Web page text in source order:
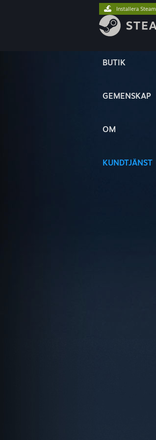
BUTIK
GEMENSKAP
OM
KUNDTJÄNST
Installera Steam